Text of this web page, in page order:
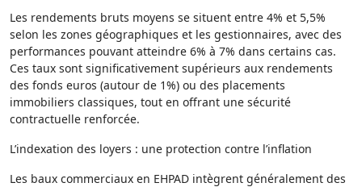
Les rendements bruts moyens se situent entre 4% et 5,5%
selon les zones géographiques et les gestionnaires, avec des
performances pouvant atteindre 6% à 7% dans certains cas.
Ces taux sont significativement supérieurs aux rendements
des fonds euros (autour de 1%) ou des placements
immobiliers classiques, tout en offrant une sécurité
contractuelle renforcée.
L’indexation des loyers : une protection contre l’inflation
Les baux commerciaux en EHPAD intègrent généralement des